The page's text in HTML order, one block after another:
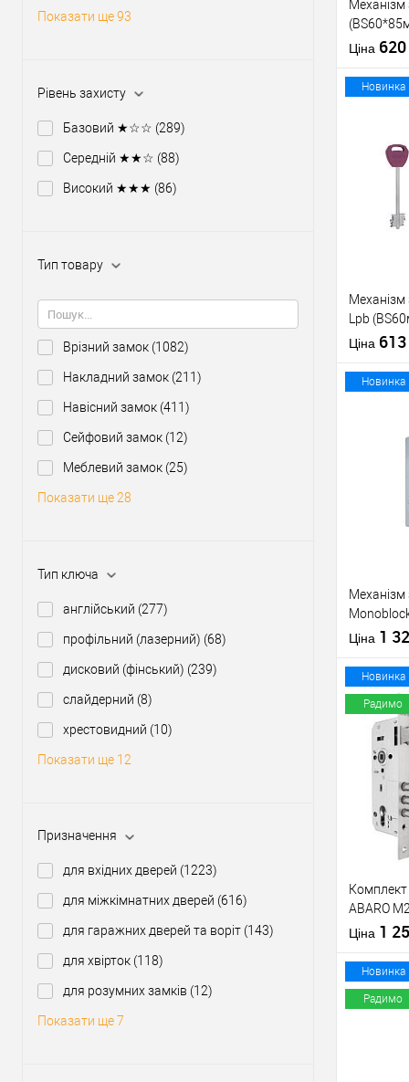
Показати ще 93
Рівень захисту
Базовий ★☆☆ (289)
Середній ★★☆ (88)
Високий ★★★ (86)
Тип товару
Врізний замок (1082)
Накладний замок (211)
Навісний замок (411)
Сейфовий замок (12)
Меблевий замок (25)
Показати ще 28
Тип ключа
англійський (277)
профільний (лазерний) (68)
дисковий (фінський) (239)
слайдерний (8)
хрестовидний (10)
Показати ще 12
Призначення
для вхідних дверей (1223)
для міжкімнатних дверей (616)
для гаражних дверей та воріт (143)
для хвірток (118)
для розумних замків (12)
Показати ще 7
Механізм
тех
Ціна 620
У
Матеріал
Країна
Міжосьова
Новинка
Механізм
Lpb
ключів
Ціна 613
У
Матеріал
Країна
Статус (гурт)
Новинка
Механізм
матовий
Ціна 1
У
Матеріал
Країна
Статус
Новинка
Радимо
Комплект
ABARO
Ціна 1
Новинка
Радимо